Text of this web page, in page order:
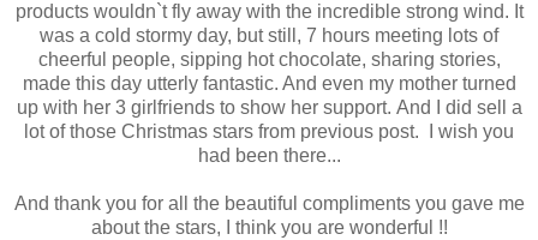
products wouldn`t fly away with the incredible strong wind. It
was a cold stormy day, but still, 7 hours meeting lots of
cheerful people, sipping hot chocolate, sharing stories,
made this day utterly fantastic. And even my mother turned
up with her 3 girlfriends to show her support. And I did sell a
lot of those Christmas stars from previous post. I wish you
had been there...
And thank you for all the beautiful compliments you gave me
about the stars, I think you are wonderful !!